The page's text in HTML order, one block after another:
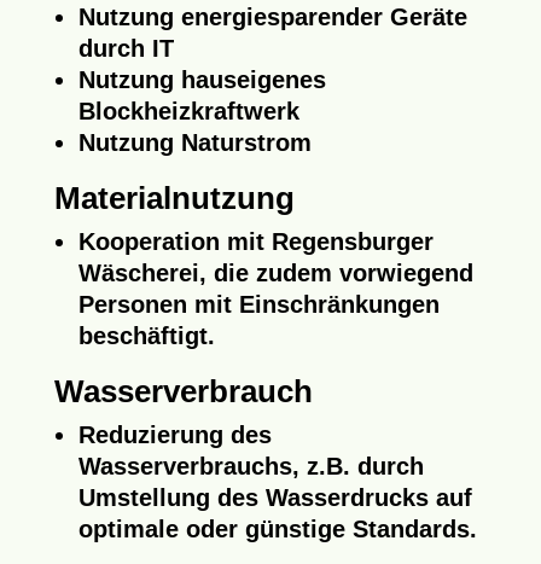
Nutzung energiesparender Geräte
durch IT
Nutzung hauseigenes
Blockheizkraftwerk
Nutzung Naturstrom
Materialnutzung
Kooperation mit Regensburger
Wäscherei, die zudem vorwiegend
Personen mit Einschränkungen
beschäftigt.
Wasserverbrauch
Reduzierung des
Wasserverbrauchs, z.B. durch
Umstellung des Wasserdrucks auf
optimale oder günstige Standards.